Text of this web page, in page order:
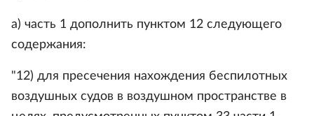
а) часть 1 дополнить пунктом 12 следующего
содержания:
"12) для пресечения нахождения беспилотных
воздушных судов в воздушном пространстве в